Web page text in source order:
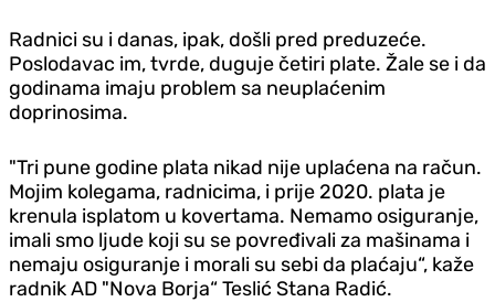
Radnici su i danas, ipak, došli pred preduzeće.
Poslodavac im, tvrde, duguje četiri plate. Žale se i da
godinama imaju problem sa neuplaćenim
doprinosima.
"Tri pune godine plata nikad nije uplaćena na račun.
Mojim kolegama, radnicima, i prije 2020. plata je
krenula isplatom u kovertama. Nemamo osiguranje,
imali smo ljude koji su se povređivali za mašinama i
nemaju osiguranje i morali su sebi da plaćaju“, kaže
radnik AD "Nova Borja“ Teslić Stana Radić.